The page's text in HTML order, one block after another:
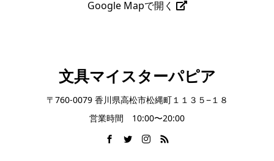
Google Mapで開く
文具マイスターパピア
〒760-0079 香川県高松市松縄町１１３５−１８
営業時間 10:00〜20:00